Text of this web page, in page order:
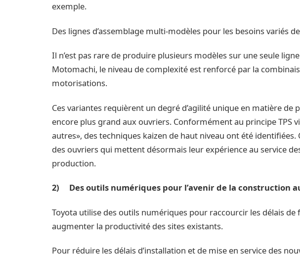
exemple.
Des lignes d’assemblage multi-modèles pour les besoins variés
Il n’est pas rare de produire plusieurs modèles sur une seule
Motomachi, le niveau de complexité est renforcé par la
motorisations.
Ces variantes requièrent un degré d’agilité unique en matière de
encore plus grand aux ouvriers. Conformément au principe TPS
autres», des techniques kaizen de haut niveau ont été
des ouvriers qui mettent désormais leur expérience au service
production.
2) Des outils numériques pour l’avenir de la construction
Toyota utilise des outils numériques pour raccourcir les délais
augmenter la productivité des sites existants.
Pour réduire les délais d’installation et de mise en service des